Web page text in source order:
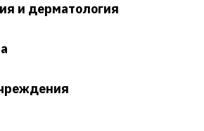
и дерматология